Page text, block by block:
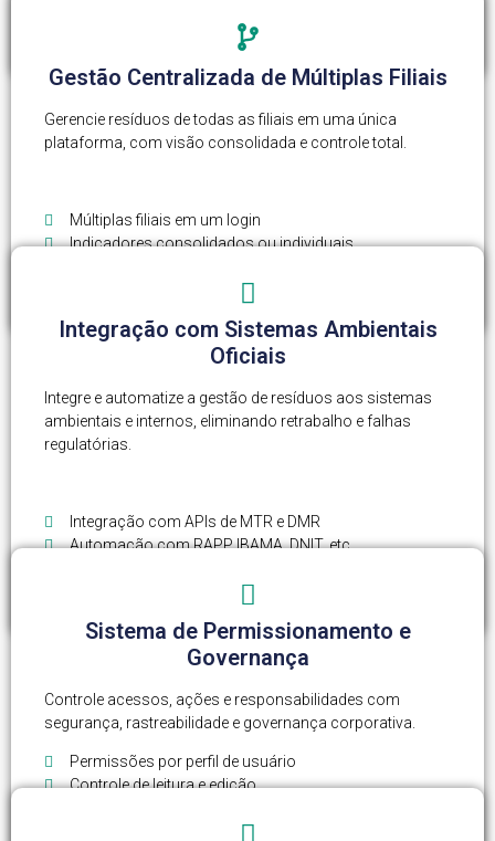
Gestão Centralizada de Múltiplas Filiais
Gerencie resíduos de todas as filiais em uma única
plataforma, com visão consolidada e controle total.
Múltiplas filiais em um login
Indicadores consolidados ou individuais
Logs completos de rastreamento
Integração com Sistemas Ambientais
Oficiais
Integre e automatize a gestão de resíduos aos sistemas
ambientais e internos, eliminando retrabalho e falhas
regulatórias.
Integração com APIs de MTR e DMR
Automação com RAPP IBAMA, DNIT, etc
Integração com sistemas internos
Sistema de Permissionamento e
Governança
Controle acessos, ações e responsabilidades com
segurança, rastreabilidade e governança corporativa.
Permissões por perfil de usuário
Controle de leitura e edição
Atualização automática em tempo real